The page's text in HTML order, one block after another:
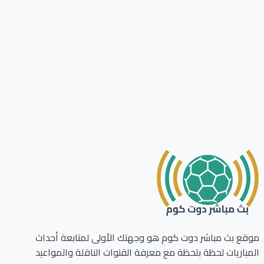
بث مباشر دوت كوم هو وجهتك الأولى لمتابعة أحداث
لحظة بلحظة مع معرفة القنوات الناقلة والمواعيد